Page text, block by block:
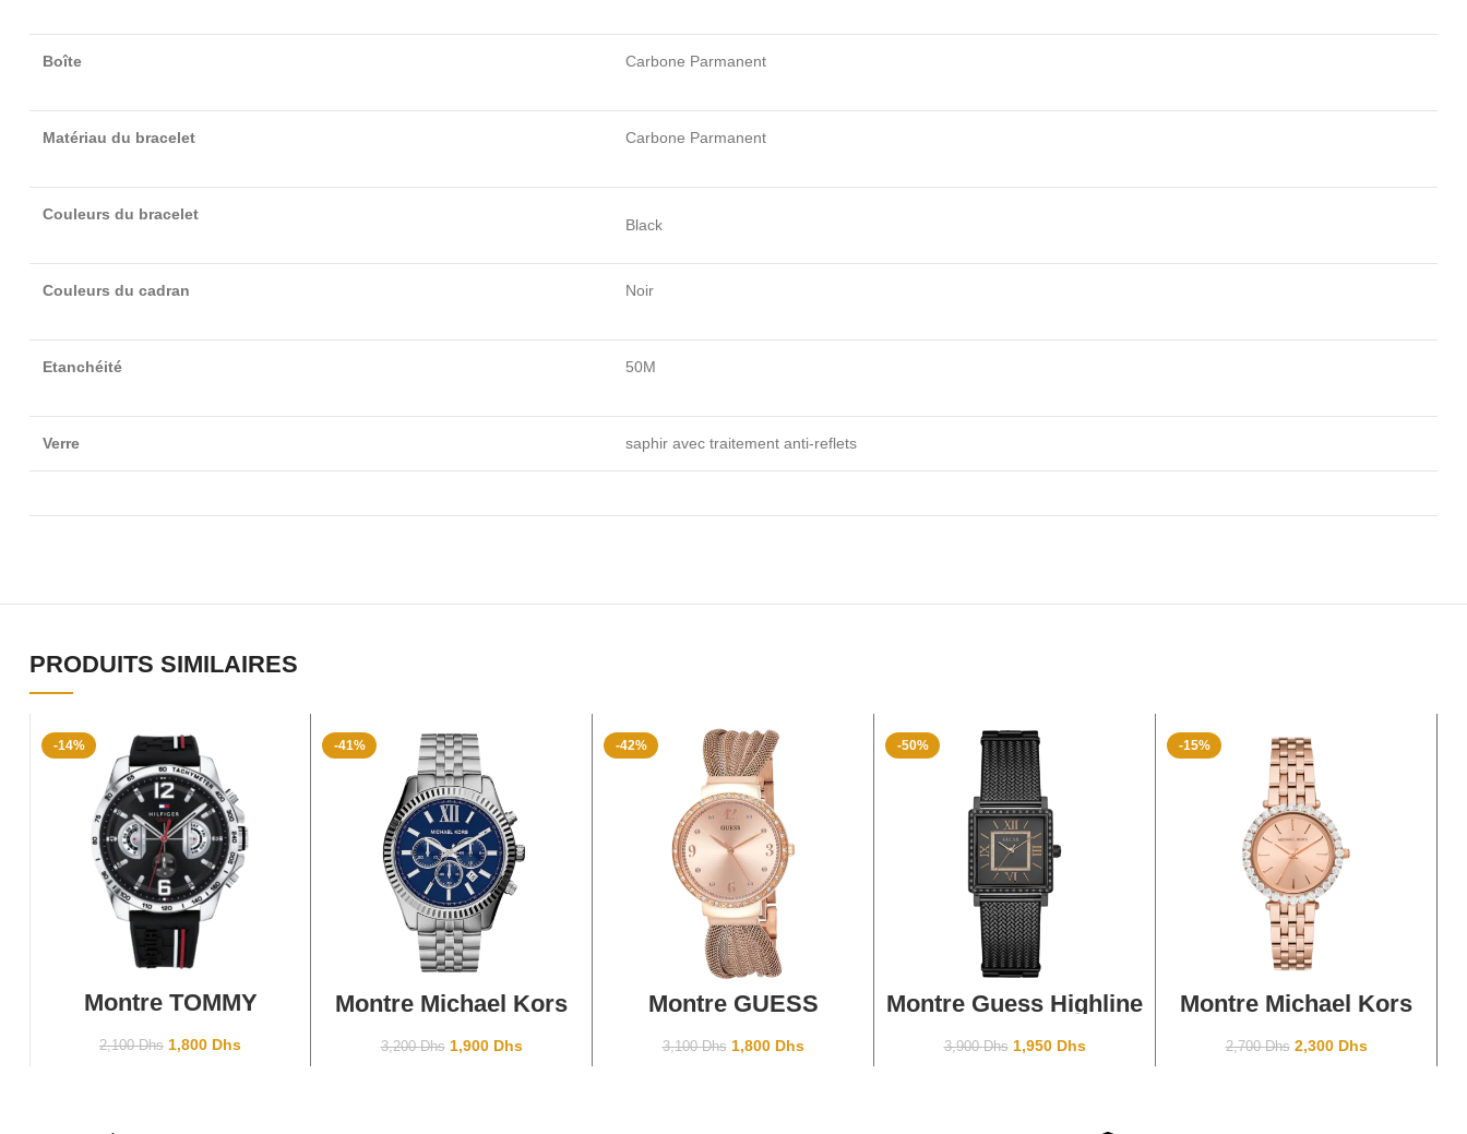
Boîte Carbone Parmanent
Matériau du bracelet Carbone Parmanent
Couleurs du bracelet
Black
Couleurs du cadran Noir
Etanchéité 50M
Verre saphir avec traitement anti-reflets
PRODUITS SIMILAIRES
-14%
AJOUTER AU PANIER
Montre TOMMY
Black
2,100Dhs 1,800 Dhs
-41%
AJOUTER AU PANIER
Montre Michael Kors
Bleu Roi
3,200Dhs 1,900 Dhs
-42%
AJOUTER AU PANIER
Montre GUESS
3,100Dhs 1,800 Dhs
-50%
AJOUTER AU PANIER
Montre Guess Highline
W0826L4 Black
3,900Dhs 1,950 Dhs
-15%
AJOUTER AU PANIER
Montre Michael Kors
2,700Dhs 2,300 Dhs